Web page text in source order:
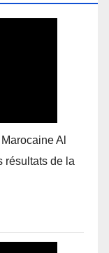
Al
résultats de la